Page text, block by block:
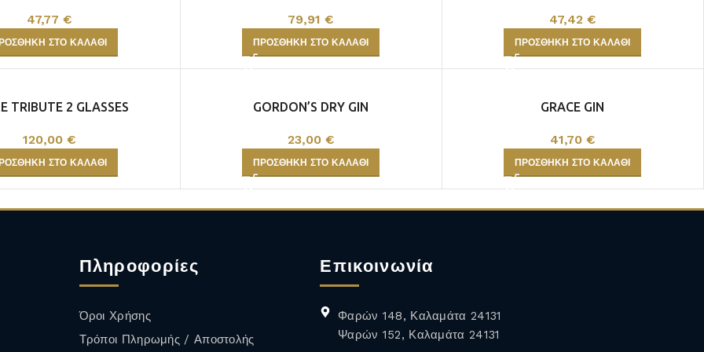
ΕΝΙΣΧΥΜΕΝΟΙ
47,77 €
ΣΤΟ ΚΑΛΆΘΙ
79,91€
ΠΡΟΣΘΉΚΗ ΣΤΟ ΚΑΛΆΘΙ
47,42 €
ΠΡΟΣΘΉΚΗ ΣΤΟ ΚΑΛΆΘΙ
TRIBUTE 2 GLASSES
120,00 €
ΣΤΟ ΚΑΛΆΘΙ
GORDON’S DRY GIN
23,00 €
ΠΡΟΣΘΉΚΗ ΣΤΟ ΚΑΛΆΘΙ
GRACE GIN
41,70 €
ΠΡΟΣΘΉΚΗ ΣΤΟ ΚΑΛΆΘΙ
Πληροφορίες
Όροι Χρήσης
Τρόποι Πληρωμής / Αποστολής
Επικοινωνία
Φαρών 148, Καλαμάτα 24131
Ψαρών 152, Καλαμάτα 24131